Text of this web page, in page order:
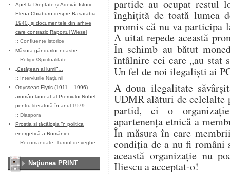
Apel la Dreptate și Adevăr Istoric:
Elena Chiaburu despre Basarabia,
1940, și documentele din arhive
care contrazic Raportul Wiesel
:: Confluenţe istorice
Măsura gândurilor noastre…
:: Religie/Spiritualitate
„Cetățean al lumii”…
:: Interviurile Naţiunii
Odysseas Elytis (1911 – 1996) –
aromân laureat al Premiului Nobel
pentru literatură în anul 1979
:: Diaspora
Prostia și tăcăloșia în politica
energetică a României…
:: Recomandate Turnul de veghe
Naţiunea PRINT
partide au ocupat restul
înghițită de toată lumea
promis că nu va participa
A uitat repede această
În schimb au bătut
întâlnire cei care „au stat
Un fel de noi ilegaliști ai
A doua ilegalitate
UDMR alături de
partid, ci o organizație
apartenența etnică a
În măsura în care
condiția de a nu fi români
această organizație nu
Iliescu a acceptat-o!